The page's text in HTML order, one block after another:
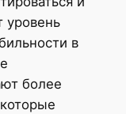
уровень
в
более